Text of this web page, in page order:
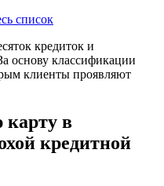
список
кредиток и
основу классификации
клиенты проявляют
в
кредитной